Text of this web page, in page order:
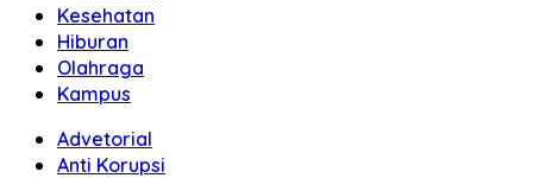
Kesehatan
Hiburan
Olahraga
Kampus
Advetorial
Anti Korupsi